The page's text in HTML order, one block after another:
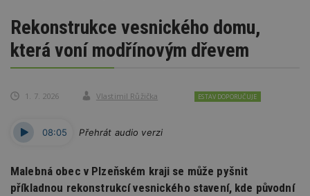
Rekonstrukce vesnického domu,
která voní modřínovým dřevem
1. 7. 2026 Vlastimil Růžička ESTAV DOPORUČUJE
08:05 Přehrát audio verzi
Malebná obec v Plzeňském kraji se může pyšnit
příkladnou rekonstrukcí vesnického stavení, kde původní